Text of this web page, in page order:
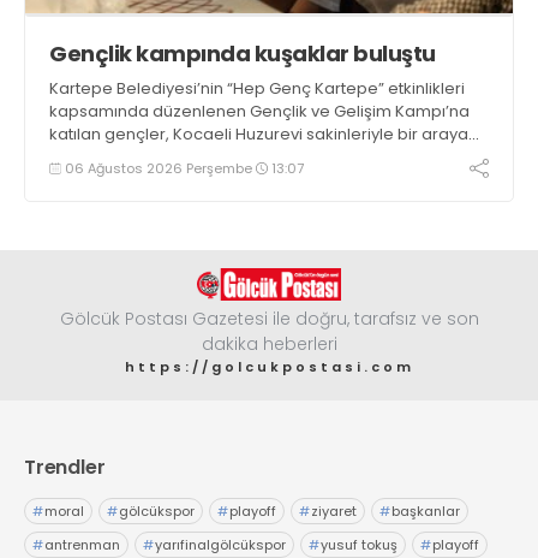
Gençlik kampında kuşaklar buluştu
Kartepe Belediyesi’nin “Hep Genç Kartepe” etkinlikleri
kapsamında düzenlenen Gençlik ve Gelişim Kampı’na
katılan gençler, Kocaeli Huzurevi sakinleriyle bir araya
geldi06 Ağustos 2026 Perşembe 13:07
Gölcük Postası Gazetesi ile doğru, tarafsız ve son
dakika heberleri
https://golcukpostasi.com
Trendler
#moral #gölcükspor #playoff #ziyaret #başkanlar
#antrenman #yarıfinalgölcükspor #yusuf tokuş #playoff